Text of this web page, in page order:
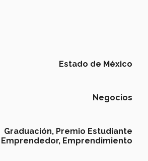
Estado de México
Negocios
Graduación, Premio Estudiante
Emprendedor, Emprendimiento